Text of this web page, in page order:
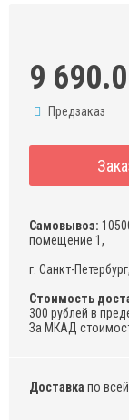
9
Предзаказ
Самовывоз:
помещение 1,
г. Санкт-
Стоимость
300 рублей в
За МКАД
Доставка по